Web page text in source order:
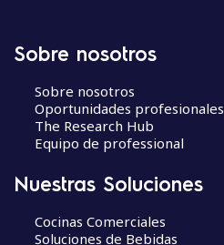
Sobre nosotros
Sobre nosotros
Oportunidades profesionales
The Research Hub
Equipo de professional
Nuestras Soluciones
Cocinas Comerciales
Soluciones de Bebidas